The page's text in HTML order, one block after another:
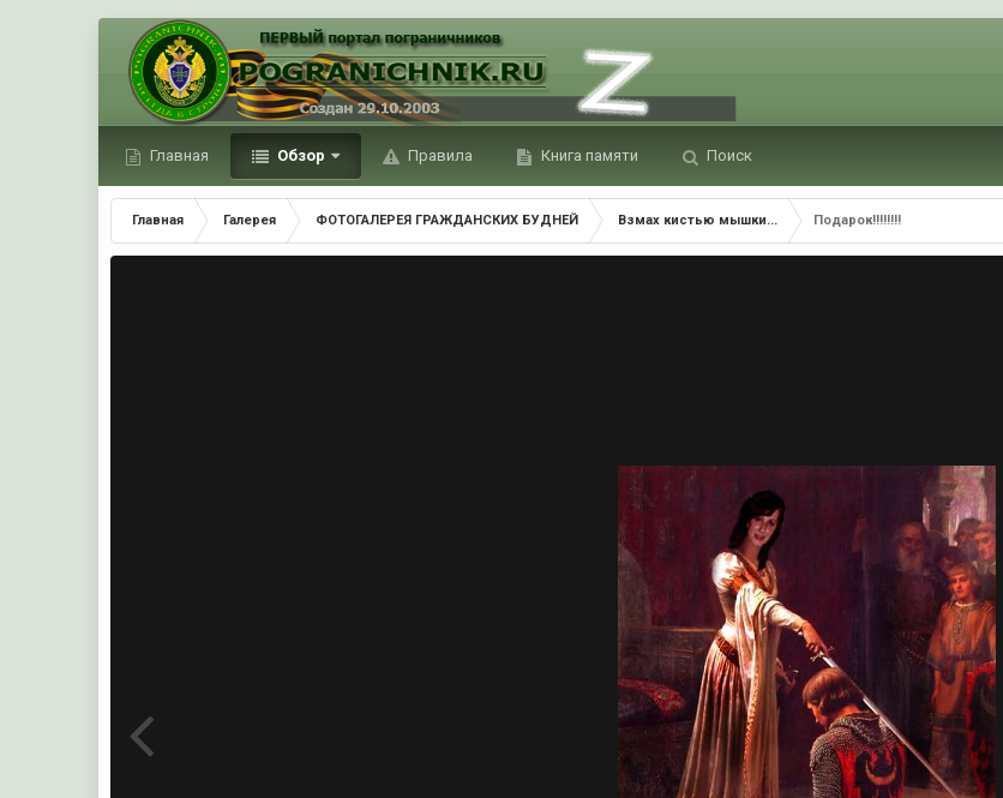
Главная Обзор Правила Книга памяти Поиск
Главная Галерея ФОТОГАЛЕРЕЯ ГРАЖДАНСКИХ БУДНЕЙ Взмах кистью мышки... Подарок!!!!!!!!